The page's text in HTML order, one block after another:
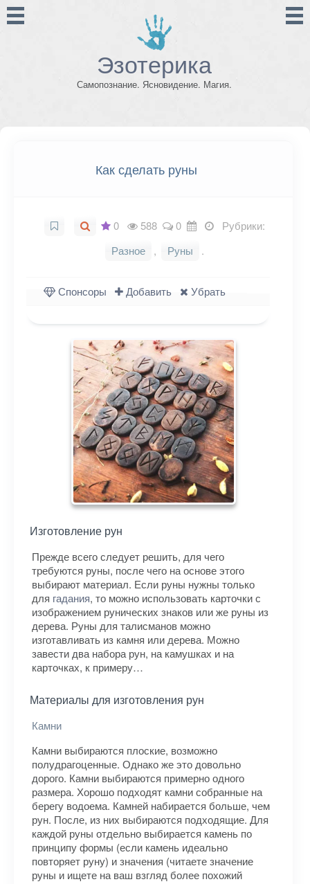
Эзотерика
Самопознание. Ясновидение. Магия.
Как сделать руны
0 588 0
Рубрики:
Разное
, Руны .
Спонсоры Добавить Убрать
Изготовление рун
Прежде всего следует решить, для чего
требуются руны, после чего на основе этого
выбирают материал. Если руны нужны только
для гадания, то можно использовать карточки с
изображением рунических знаков или же руны из
дерева. Руны для талисманов можно
изготавливать из камня или дерева. Можно
завести два набора рун, на камушках и на
карточках, к примеру…
Материалы для изготовления рун
Камни
Камни выбираются плоские, возможно
полудрагоценные. Однако же это довольно
дорого. Камни выбираются примерно одного
размера. Хорошо подходят камни собранные на
берегу водоема. Камней набирается больше, чем
рун. После, из них выбираются подходящие. Для
каждой руны отдельно выбирается камень по
принципу формы (если камень идеально
повторяет руну) и значения (читаете значение
руны и ищете на ваш взгляд более похожий